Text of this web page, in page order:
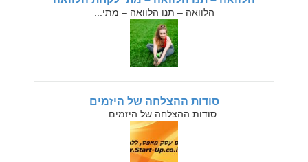
הלוואה – תנו הלוואה – מתי...
סודות ההצלחה של היזמים
סודות ההצלחה של היזמים –...